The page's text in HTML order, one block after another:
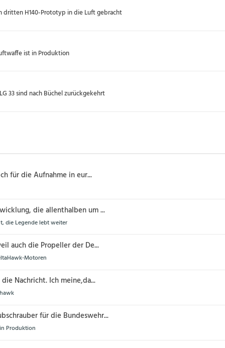
dritten H140-Prototyp in die Luft gebracht
ist in Produktion
33 sind nach Büchel zurückgekehrt
für die Aufnahme in eur...
die allenthalben um ...
die Legende lebt weiter
auch die Propeller der De...
Motoren
Nachricht. Ich meine,da...
für die Bundeswehr...
Produktion